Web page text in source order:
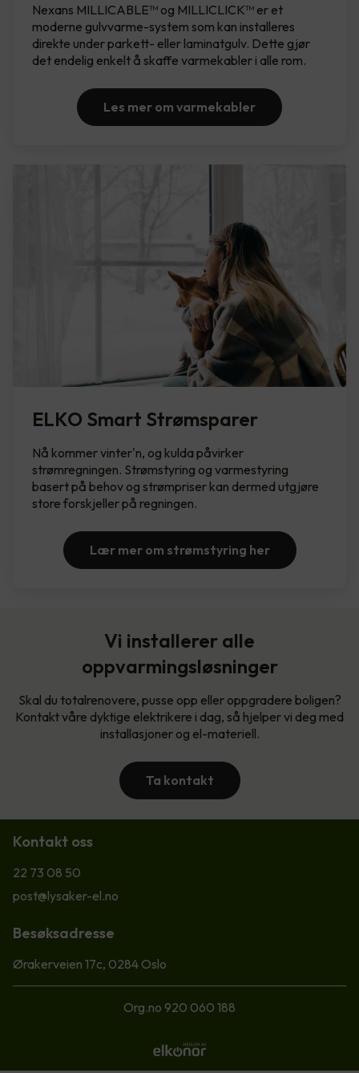
Nexans MILLICABLE™ og MILLICLICK™ er et
moderne gulvvarme-system som kan installeres
direkte under parkett- eller laminatgulv. Dette gjør
det endelig enkelt å skaffe varmekabler i alle rom.
Les mer om varmekabler
ELKO Smart Strømsparer
Nå kommer vinter'n, og kulda påvirker
strømregningen. Strømstyring og varmestyring
basert på behov og strømpriser kan dermed utgjøre
store forskjeller på regningen.
Lær mer om strømstyring her
Vi installerer alle
oppvarmingsløsninger
Skal du totalrenovere, pusse opp eller oppgradere boligen?
Kontakt våre dyktige elektrikere i dag, så hjelper vi deg med
installasjoner og el-materiell.
Ta kontakt
Kontakt oss
22 73 08 50
post@lysaker-el.no
Besøksadresse
Ørakerveien 17c, 0284 Oslo
Org.no 920 060 188